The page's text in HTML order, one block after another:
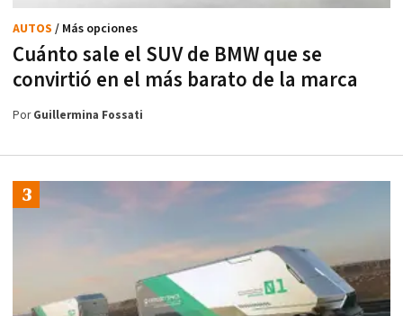
Cuánto sale el SUV de BMW que se
convirtió en el más barato de la marca
AUTOS / Más opciones
PorGuillermina Fossati